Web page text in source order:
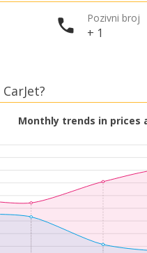
Pozivni broj
+ 1
Monthly trends in prices